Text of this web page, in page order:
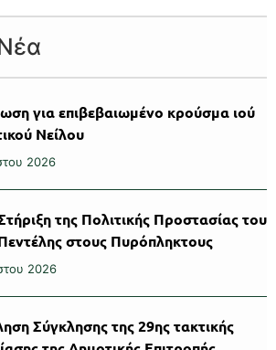
για επιβεβαιωμένο κρούσμα ιού
Νείλου
2026
της Πολιτικής Προστασίας του
στους Πυρόπληκτους
2026
Σύγκλησης της 29ης τακτικής